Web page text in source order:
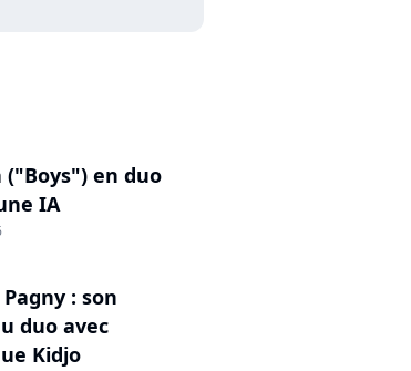
("Boys") en duo
IA
: son
duo avec
Kidjo